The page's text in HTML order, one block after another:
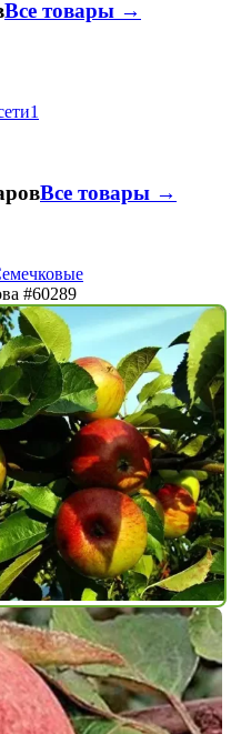
Все товары →
1
Все товары →
#60289